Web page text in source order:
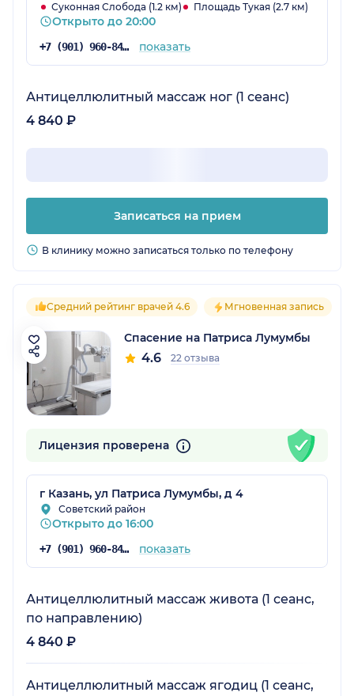
Суконная Слобода (1.2 км) Площадь Тукая (2.7 км)
Открыто до 20:00
+7 (901) 960-84-72 показать
Антицеллюлитный массаж ног (1 сеанс)
4 840 ₽
Записаться на прием
В клинику можно записаться только по телефону
Средний рейтинг врачей 4.6 Мгновенная запись
Спасение на Патриса Лумумбы
4.6 22 отзыва
Лицензия проверена
г Казань, ул Патриса Лумумбы, д 4
Советский район
Открыто до 16:00
+7 (901) 960-84-72 показать
Антицеллюлитный массаж живота (1 сеанс,
по направлению)
4 840 ₽
Антицеллюлитный массаж ягодиц (1 сеанс,